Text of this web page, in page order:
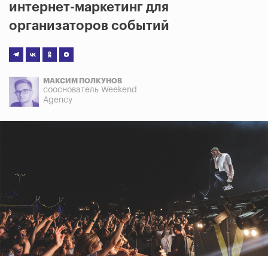
интернет-маркетинг для
организаторов событий
МАКСИМ ПОЛКУНОВ
сооснователь Weekend
Agency